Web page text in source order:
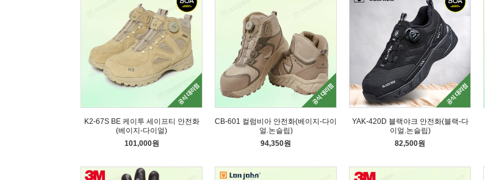
K2-67S BE 케이투 세이프티 안전화
(베이지-다이얼)
101,000원
CB-601 컬럼비아 안전화(베이지-다이
얼.논슬립)
94,350원
YAK-420D 블랙야크 안전화(블랙-다
이얼.논슬립)
82,500원